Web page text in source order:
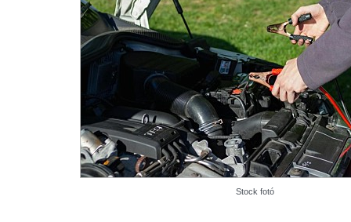
Stock fotó